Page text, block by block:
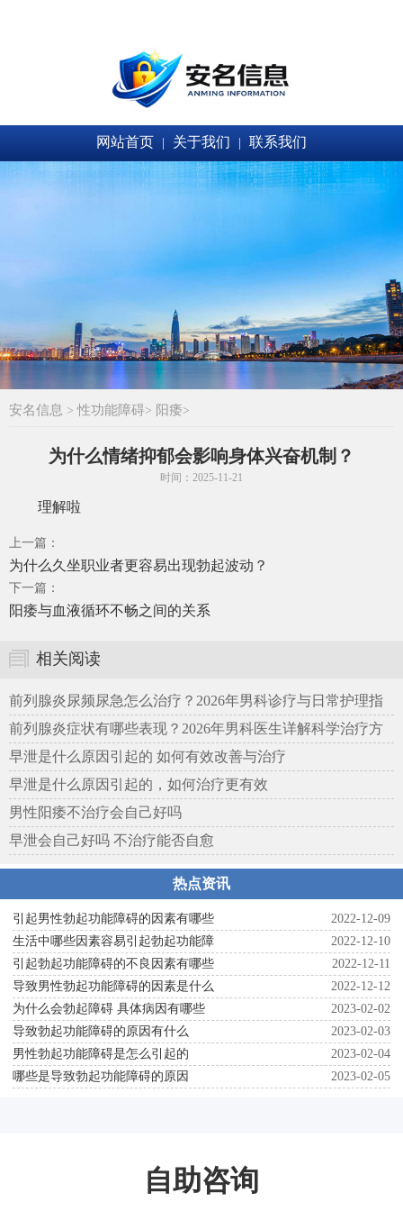
网站首页 关于我们 联系我们
安名信息 > 性功能障碍> 阳痿>
为什么情绪抑郁会影响身体兴奋机制？
时间：2025-11-21
理解啦
上一篇：
为什么久坐职业者更容易出现勃起波动？
下一篇：
阳痿与血液循环不畅之间的关系
相关阅读
前列腺炎尿频尿急怎么治疗？2026年男科诊疗与日常护理指
南
前列腺炎症状有哪些表现？2026年男科医生详解科学治疗方
案
早泄是什么原因引起的 如何有效改善与治疗
早泄是什么原因引起的，如何治疗更有效
男性阳痿不治疗会自己好吗
早泄会自己好吗 不治疗能否自愈
热点资讯
引起男性勃起功能障碍的因素有哪些
2022-12-09
生活中哪些因素容易引起勃起功能障
2022-12-10
引起勃起功能障碍的不良因素有哪些
2022-12-11
导致男性勃起功能障碍的因素是什么
2022-12-12
为什么会勃起障碍 具体病因有哪些
2023-02-02
导致勃起功能障碍的原因有什么
2023-02-03
男性勃起功能障碍是怎么引起的
2023-02-04
哪些是导致勃起功能障碍的原因
2023-02-05
自助咨询